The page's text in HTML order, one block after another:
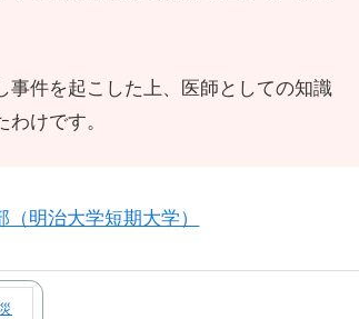
件を起こした上、医師としての知識
けです。
明治大学短期大学）